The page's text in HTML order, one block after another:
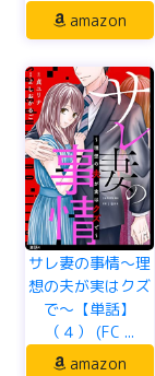
amazon
サレ妻の事情～理
想の夫が実はクズ
で～【単話】
（４） (FC ...
amazon